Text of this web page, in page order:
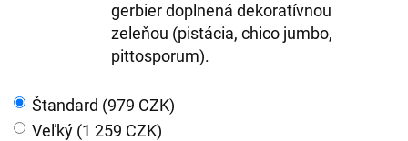
gerbier doplnená dekoratívnou
zeleňou (pistácia, chico jumbo,
pittosporum).
Štandard (979 CZK)
Veľký (1 259 CZK)